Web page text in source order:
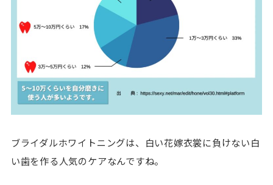
ブライダルホワイトニングは、白い花嫁衣裳に負けない白
い歯を作る人気のケアなんですね。